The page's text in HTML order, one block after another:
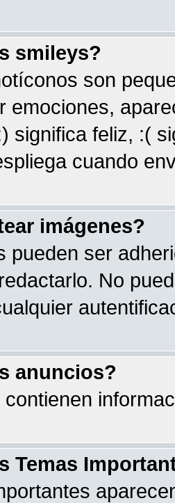
smileys?
son
emociones,
significa feliz, :(
cuando
imágenes?
pueden ser
No
anuncios?
Temas